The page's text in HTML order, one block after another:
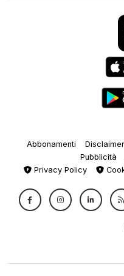
Abbonamenti Disclaimer
Pubblicità
Privacy Policy